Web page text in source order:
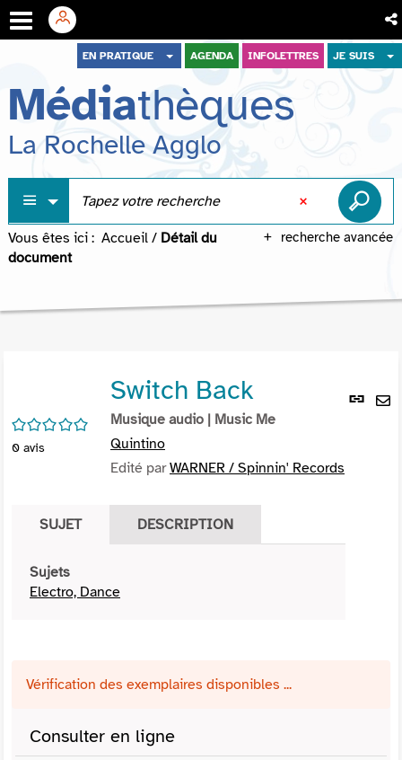
menu
contenu
recherche
EN PRATIQUE AGENDA INFOLETTRES JE SUIS
Médiathèques
La Rochelle Agglo
recherche avancée
Vous êtes ici : Accueil / Détail du
document
Lien
/5
0 avis
Switch Back
Musique audio | Music Me
Quintino
Edité parWARNER / Spinnin' Records
SUJET DESCRIPTION
Sujets
Electro, Dance
Vérification des exemplaires disponibles ...
Consulter en ligne